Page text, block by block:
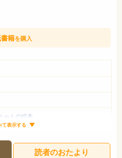
ゃんの絵本
て表示する
籍を購入
読者のおたより